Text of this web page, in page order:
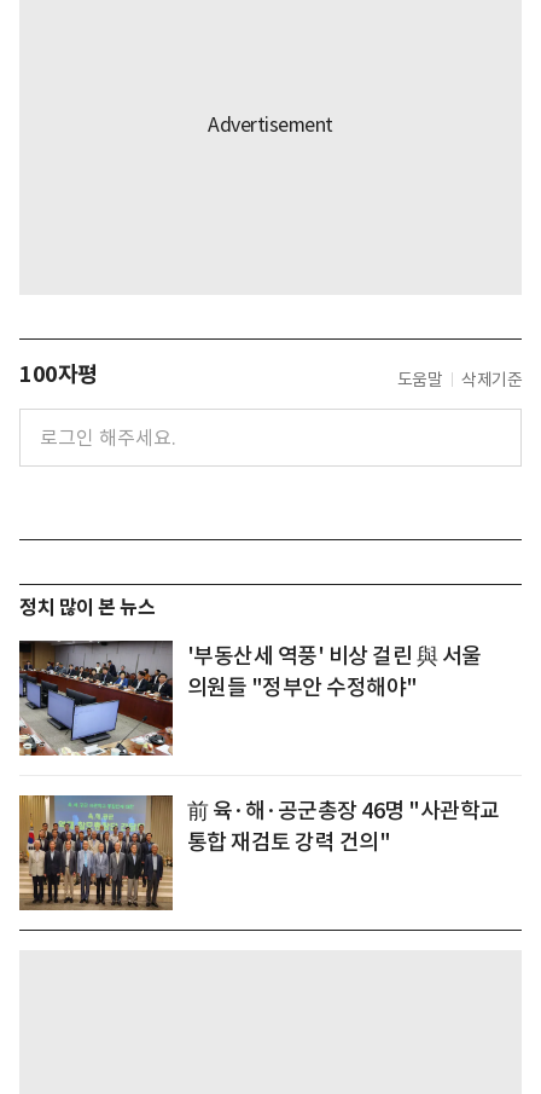
100자평 도움말 삭제기준
정치 많이 본 뉴스
'부동산세 역풍' 비상 걸린 與 서울
의원들 "정부안 수정해야"
前 육·해·공군총장 46명 "사관학교
통합 재검토 강력 건의"